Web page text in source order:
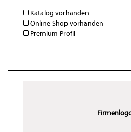
Katalog vorhanden
Online-Shop vorhanden
Premium-Profil